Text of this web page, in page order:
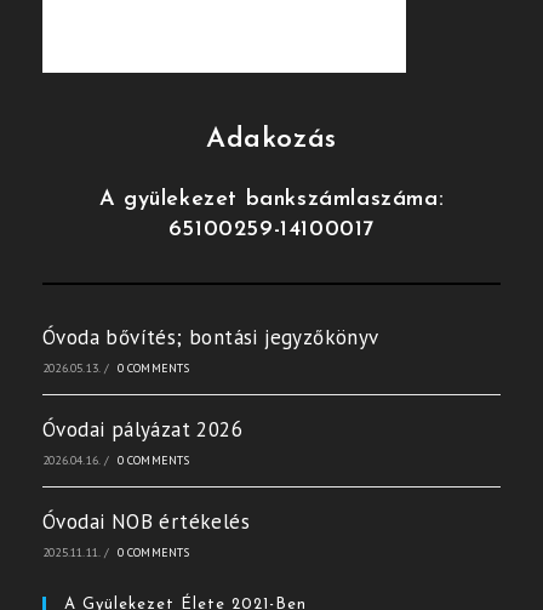
Adakozás
A gyülekezet bankszámlaszáma:
65100259-14100017
Óvoda bővítés; bontási jegyzőkönyv
2026.05.13. / 0 COMMENTS
Óvodai pályázat 2026
2026.04.16. / 0 COMMENTS
Óvodai NOB értékelés
2025.11.11. / 0 COMMENTS
A Gyülekezet Élete 2021-Ben